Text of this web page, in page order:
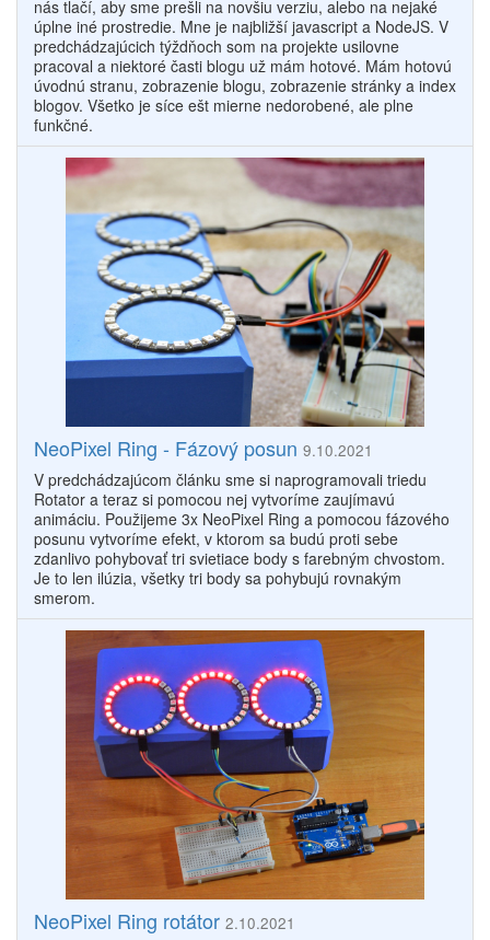
nás tlačí, aby sme prešli na novšiu verziu, alebo na nejaké
úplne iné prostredie. Mne je najbližší javascript a NodeJS. V
predchádzajúcich týždňoch som na projekte usilovne
pracoval a niektoré časti blogu už mám hotové. Mám hotovú
úvodnú stranu, zobrazenie blogu, zobrazenie stránky a index
blogov. Všetko je síce ešt mierne nedorobené, ale plne
funkčné.
NeoPixel Ring - Fázový posun 9.10.2021
V predchádzajúcom článku sme si naprogramovali triedu
Rotator a teraz si pomocou nej vytvoríme zaujímavú
animáciu. Použijeme 3x NeoPixel Ring a pomocou fázového
posunu vytvoríme efekt, v ktorom sa budú proti sebe
zdanlivo pohybovať tri svietiace body s farebným chvostom.
Je to len ilúzia, všetky tri body sa pohybujú rovnakým
smerom.
NeoPixel Ring rotátor 2.10.2021